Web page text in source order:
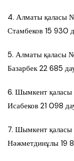
4. Алматы қаласы
Стамбеков 15 930
5. Алматы қаласы
Базарбек 22 685
6. Шымкент қаласы
Исабеков 21 098
7. Шымкент қаласы
Нәжметдинұлы 19